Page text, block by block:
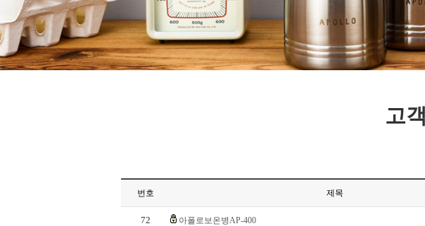
고
번호 제목
72 아폴로보온병AP-400